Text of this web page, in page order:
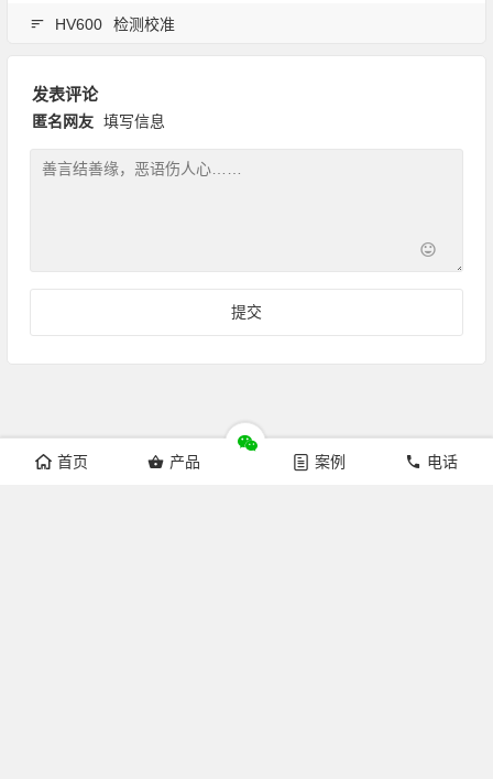
HV600 检测校准
发表评论
匿名网友 填写信息
首页 产品 案例 电话